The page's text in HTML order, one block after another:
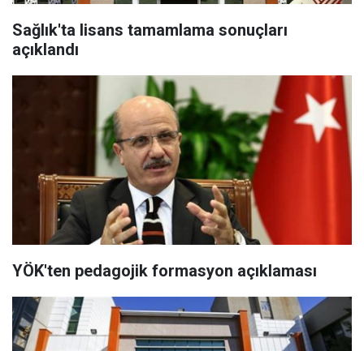
Sağlık'ta lisans tamamlama sonuçları
açıklandı
YÖK'ten pedagojik formasyon açıklaması